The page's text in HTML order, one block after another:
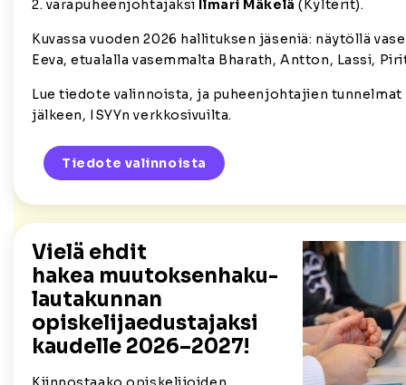
2. varapuheenjohtajaksi Ilmari Mäkelä(Kylterit).
Kuvassa vuoden 2026 hallituksen jäseniä: näytöllä
Eeva, etualalla vasemmalta Bharath, Antton, Lassi,
Lue tiedote valinnoista, ja puheenjohtajien tunnelmat
jälkeen, ISYYn verkkosivuilta.
Tiedote valinnoista
Vielä ehdit
hakea muutoksenhaku-
lautakunnan
opiskelijaedustajaksi
kaudelle 2026–2027!